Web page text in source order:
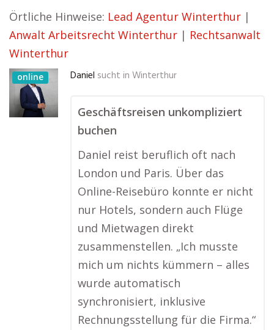
Örtliche Hinweise: Lead Agentur Winterthur |
Anwalt Arbeitsrecht Winterthur | Rechtsanwalt
Winterthur
online Daniel sucht in Winterthur
Geschäftsreisen unkompliziert
buchen
Daniel reist beruflich oft nach
London und Paris. Über das
Online-Reisebüro konnte er nicht
nur Hotels, sondern auch Flüge
und Mietwagen direkt
zusammenstellen. „Ich musste
mich um nichts kümmern – alles
wurde automatisch
synchronisiert, inklusive
Rechnungsstellung für die Firma.“